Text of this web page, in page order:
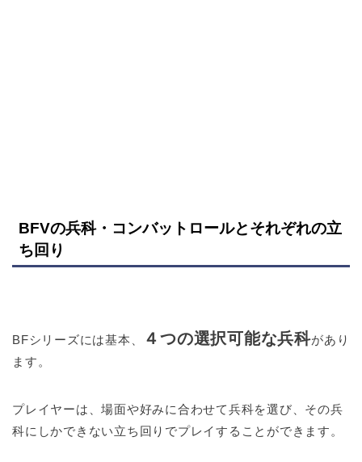
BFVの兵科・コンバットロールとそれぞれの立
ち回り
BFシリーズには基本、 ４つの選択可能な兵科があり
ます。
プレイヤーは、場面や好みに合わせて兵科を選び、その兵
科にしかできない立ち回りでプレイすることができます。